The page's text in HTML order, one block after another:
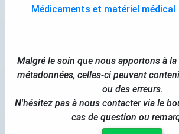
Médicaments et matériel médical
Malgré le soin que nous apportons à
métadonnées, celles-ci peuvent
ou des erreurs.
N'hésitez pas à nous contacter via le
cas de question ou